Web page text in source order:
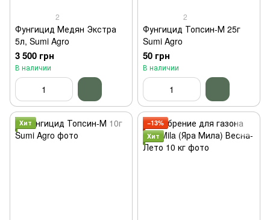
2
Фунгицид Медян Экстра
5л, Sumi Agro
3 500 грн
В наличии
2
Фунгицид Топсин-М 25г
Sumi Agro
50 грн
В наличии
Хит
−13%
Хит